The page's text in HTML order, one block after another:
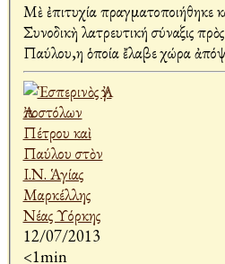
Μὲ ἐπιτυχία πραγματοποιήθηκε
Συνοδικὴ λατρευτική σύναξις
Παύλου,η ὁποία ἔλαβε χώρα
12/07/2013
<1min